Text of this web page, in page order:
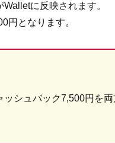
に反映されます。
円となります。
シュバック7,500円を両